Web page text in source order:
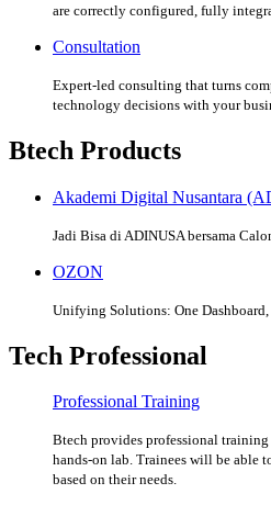
are correctly configured, fully
Consultation
Expert-led consulting that turns
technology decisions with your
Btech Products
Akademi Digital Nusantara
Jadi Bisa di ADINUSA bersama
OZON
Unifying Solutions: One
Tech Professional
Professional Training
Btech provides professional
hands-on lab. Trainees will be able
based on their needs.